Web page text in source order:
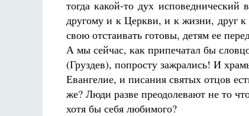
тогда какой-то дух исповеднический
другому и к Церкви, и к жизни, друг к
свою отстаивать готовы, детям ее
А мы сейчас, как припечатал бы
(Груздев), попросту зажрались! И
Евангелие, и писания святых отцов
же? Люди разве преодолевают не то
хотя бы себя любимого?